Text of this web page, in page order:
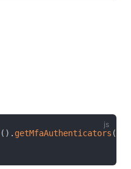
( ) . getMfaAuthenticators (